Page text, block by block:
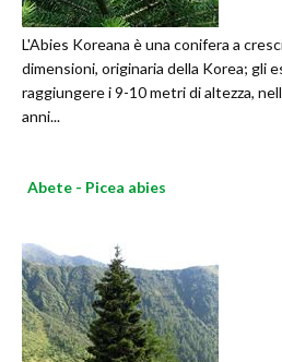
L'Abies Koreana è una conifera a
dimensioni, originaria della Korea; gli
raggiungere i 9-10 metri di altezza,
anni...
Abete - Picea abies